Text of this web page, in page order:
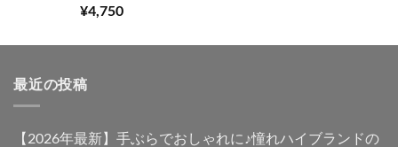
5段階中
5.00
¥4,750
最近の投稿
【2026年最新】手ぶらでおしゃれに♪憧れハイブランドの